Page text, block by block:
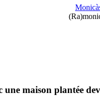
une maison plantée